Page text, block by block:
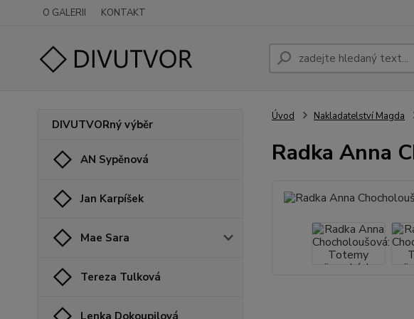
O GALERII KONTAKT
DIVUTVORný výběr
AN Sypěnová
Jan Karpíšek
Mae Sara
Tereza Tulková
Lenka Dokoupilová
Úvod Nakladatelství Magda
Radka Anna